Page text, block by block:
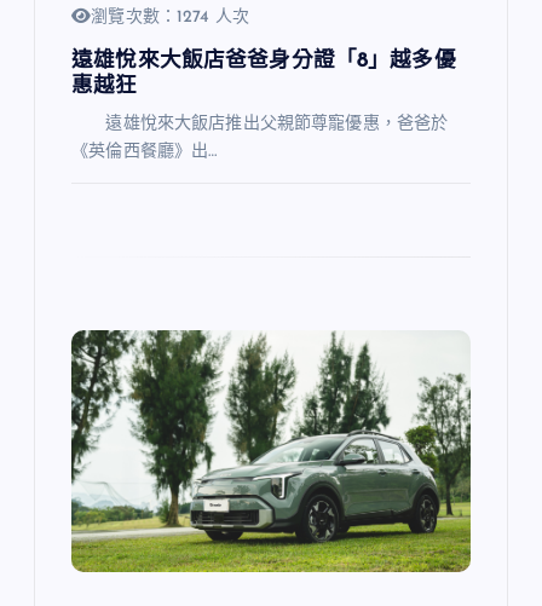
瀏覽次數：1274 人次
遠雄悅來大飯店爸爸身分證「8」越多優
惠越狂
遠雄悅來大飯店推出父親節尊寵優惠，爸爸於
《英倫西餐廳》出…